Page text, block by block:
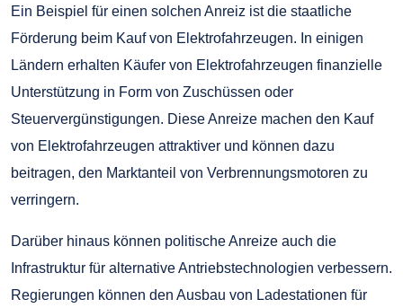
Ein Beispiel für einen solchen Anreiz ist die staatliche
Förderung beim Kauf von Elektrofahrzeugen. In einigen
Ländern erhalten Käufer von Elektrofahrzeugen finanzielle
Unterstützung in Form von Zuschüssen oder
Steuervergünstigungen. Diese Anreize machen den Kauf
von Elektrofahrzeugen attraktiver und können dazu
beitragen, den Marktanteil von Verbrennungsmotoren zu
verringern.
Darüber hinaus können politische Anreize auch die
Infrastruktur für alternative Antriebstechnologien verbessern.
Regierungen können den Ausbau von Ladestationen für